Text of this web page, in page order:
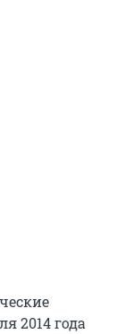
2014 года